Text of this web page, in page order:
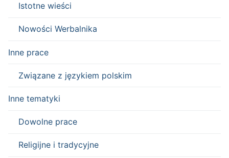
Istotne wieści
Nowości Werbalnika
Inne prace
Związane z językiem polskim
Inne tematyki
Dowolne prace
Religijne i tradycyjne